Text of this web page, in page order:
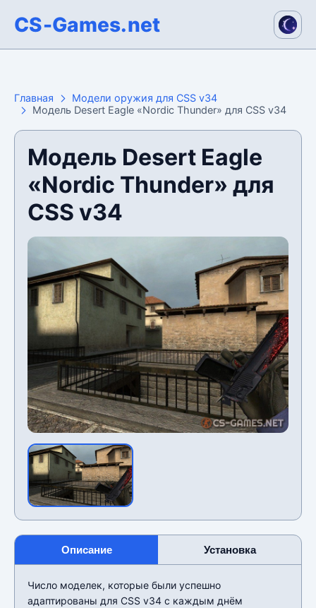
CS-Games.net
Главная
Модели оружия для CSS v34
Модель Desert Eagle «Nordic Thunder» для CSS v34
Модель Desert Eagle
«Nordic Thunder» для
CSS v34
Описание Установка
Число моделек, которые были успешно
адаптированы для CSS v34 с каждым днём